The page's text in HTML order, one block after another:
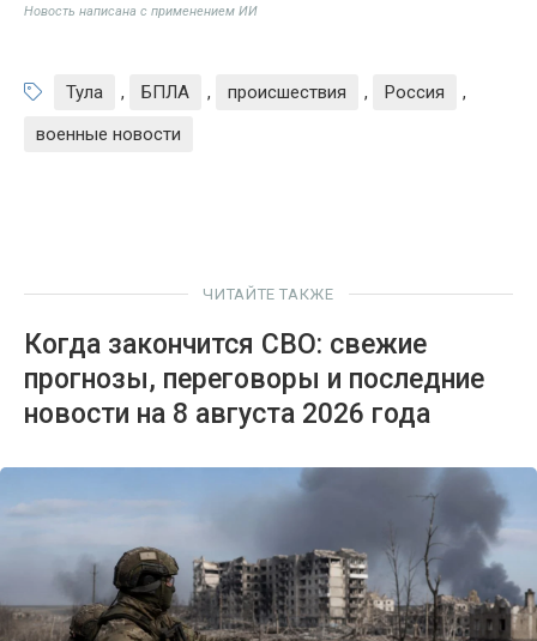
Новость написана с применением ИИ
Тула , БПЛА , происшествия , Россия
,
военные новости
ЧИТАЙТЕ ТАКЖЕ
Когда закончится СВО: свежие
прогнозы, переговоры и последние
новости на 8 августа 2026 года